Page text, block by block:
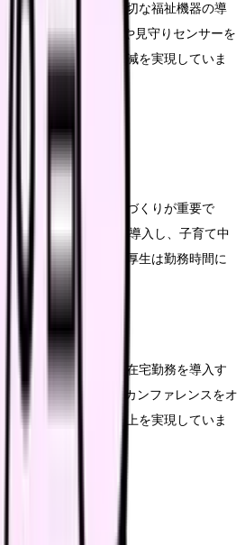
を軽減するため、適切な福祉機器の導
移乗介助用のリフトや見守りセンサーを
予防と業務負担の軽減を実現していま
方を選択できる環境づくりが重要で
短時間正社員制度を導入し、子育て中
います。給与や福利厚生は勤務時間に
しています。
能な業務については在宅勤務を導入す
では、月1回のケアカンファレンスをオ
の削減と参加率の向上を実現していま